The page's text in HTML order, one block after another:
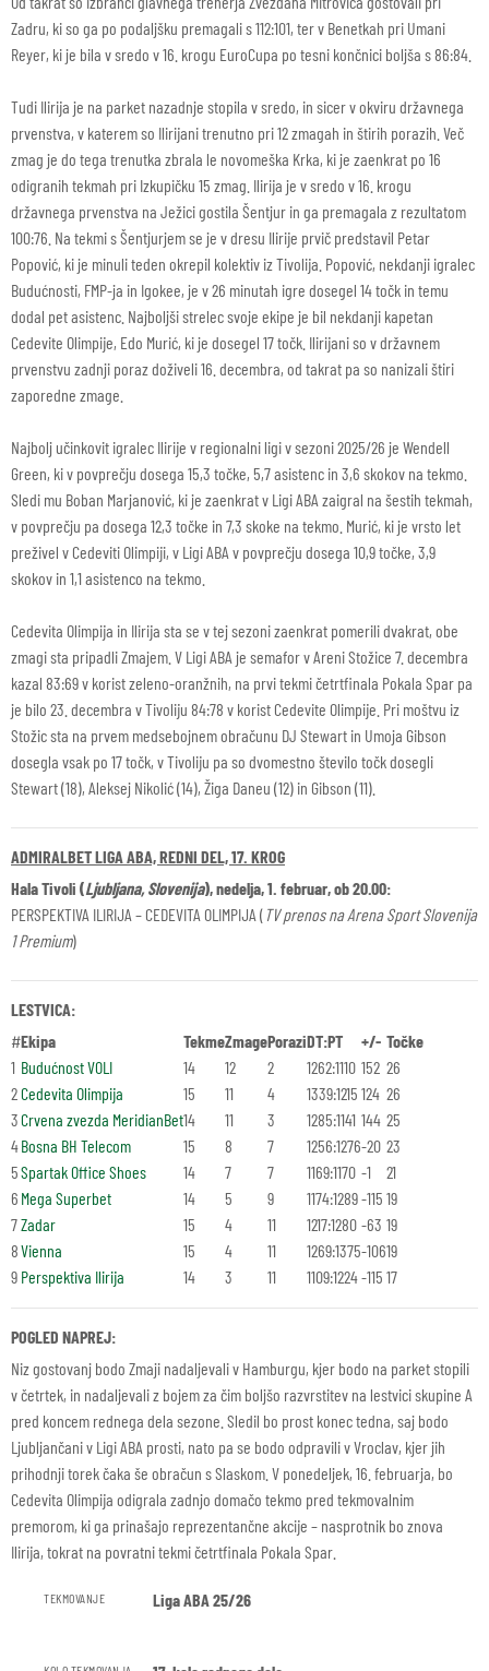
Zadru, ki so ga po podaljšku premagali s 112:101, ter v Benetkah pri Umani
Reyer, ki je bila v sredo v 16. krogu EuroCupa po tesni končnici boljša s 86:84.
Tudi Ilirija je na parket nazadnje stopila v sredo, in sicer v okviru državnega
prvenstva, v katerem so Ilirijani trenutno pri 12 zmagah in štirih porazih. Več
zmag je do tega trenutka zbrala le novomeška Krka, ki je zaenkrat po 16
odigranih tekmah pri Izkupičku 15 zmag. Ilirija je v sredo v 16. krogu
državnega prvenstva na Ježici gostila Šentjur in ga premagala z rezultatom
100:76. Na tekmi s Šentjurjem se je v dresu Ilirije prvič predstavil Petar
Popović, ki je minuli teden okrepil kolektiv iz Tivolija. Popović, nekdanji igralec
Budućnosti, FMP-ja in Igokee, je v 26 minutah igre dosegel 14 točk in temu
dodal pet asistenc. Najboljši strelec svoje ekipe je bil nekdanji kapetan
Cedevite Olimpije, Edo Murić, ki je dosegel 17 točk. Ilirijani so v državnem
prvenstvu zadnji poraz doživeli 16. decembra, od takrat pa so nanizali štiri
zaporedne zmage.
Najbolj učinkovit igralec Ilirije v regionalni ligi v sezoni 2025/26 je Wendell
Green, ki v povprečju dosega 15,3 točke, 5,7 asistenc in 3,6 skokov na tekmo.
Sledi mu Boban Marjanović, ki je zaenkrat v Ligi ABA zaigral na šestih tekmah,
v povprečju pa dosega 12,3 točke in 7,3 skoke na tekmo. Murić, ki je vrsto let
preživel v Cedeviti Olimpiji, v Ligi ABA v povprečju dosega 10,9 točke, 3,9
skokov in 1,1 asistenco na tekmo.
Cedevita Olimpija in Ilirija sta se v tej sezoni zaenkrat pomerili dvakrat, obe
zmagi sta pripadli Zmajem. V Ligi ABA je semafor v Areni Stožice 7. decembra
kazal 83:69 v korist zeleno-oranžnih, na prvi tekmi četrtfinala Pokala Spar pa
je bilo 23. decembra v Tivoliju 84:78 v korist Cedevite Olimpije. Pri moštvu iz
Stožic sta na prvem medsebojnem obračunu DJ Stewart in Umoja Gibson
dosegla vsak po 17 točk, v Tivoliju pa so dvomestno število točk dosegli
Stewart (18), Aleksej Nikolić (14), Žiga Daneu (12) in Gibson (11).
ADMIRALBET LIGA ABA, REDNI DEL, 17. KROG
Hala Tivoli (Ljubljana, Slovenija), nedelja, 1. februar, ob 20.00:
PERSPEKTIVA ILIRIJA – CEDEVITA OLIMPIJA ( TV prenos na Arena Sport Slovenija
1 Premium)
LESTVICA:
#Ekipa TekmeZmagePoraziDT:PT +/- Točke
1 Budućnost VOLI 14 12 2 1262:1110 152 26
2Cedevita Olimpija 15 11 4 1339:1215 124 26
3Crvena zvezda MeridianBet14 11 3 1285:1141 144 25
4Bosna BH Telecom 15 8 7 1256:1276-20 23
5Spartak Office Shoes 14 7 7 1169:1170 -1
21
6 Mega Superbet 14 5 9 1174:1289-115 19
7Zadar 15 4 11 1217:1280 -63 19
8Vienna 15 4 11 1269:1375-10619
9 Perspektiva Ilirija 14 3 11 1109:1224-115 17
POGLED NAPREJ:
Niz gostovanj bodo Zmaji nadaljevali v Hamburgu, kjer bodo na parket stopili
v četrtek, in nadaljevali z bojem za čim boljšo razvrstitev na lestvici skupine A
pred koncem rednega dela sezone. Sledil bo prost konec tedna, saj bodo
Ljubljančani v Ligi ABA prosti, nato pa se bodo odpravili v Vroclav, kjer jih
prihodnji torek čaka še obračun s Slaskom. V ponedeljek, 16. februarja, bo
Cedevita Olimpija odigrala zadnjo domačo tekmo pred tekmovalnim
premorom, ki ga prinašajo reprezentančne akcije – nasprotnik bo znova
Ilirija, tokrat na povratni tekmi četrtfinala Pokala Spar.
TEKMOVANJE Liga ABA 25/26